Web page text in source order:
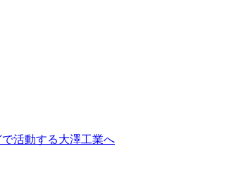
活動する大澤工業へ